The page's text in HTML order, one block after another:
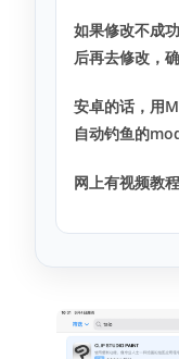
如果修改不成
后再去修改，
安卓的话，用
自动钓鱼的
网上有视频教